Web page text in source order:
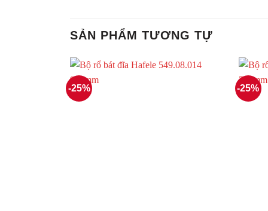
SẢN PHẨM TƯƠNG TỰ
-25% -25%